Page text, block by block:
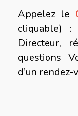
Appelez le
cliquable) :
Directeur,
questions.
d’un rendez-